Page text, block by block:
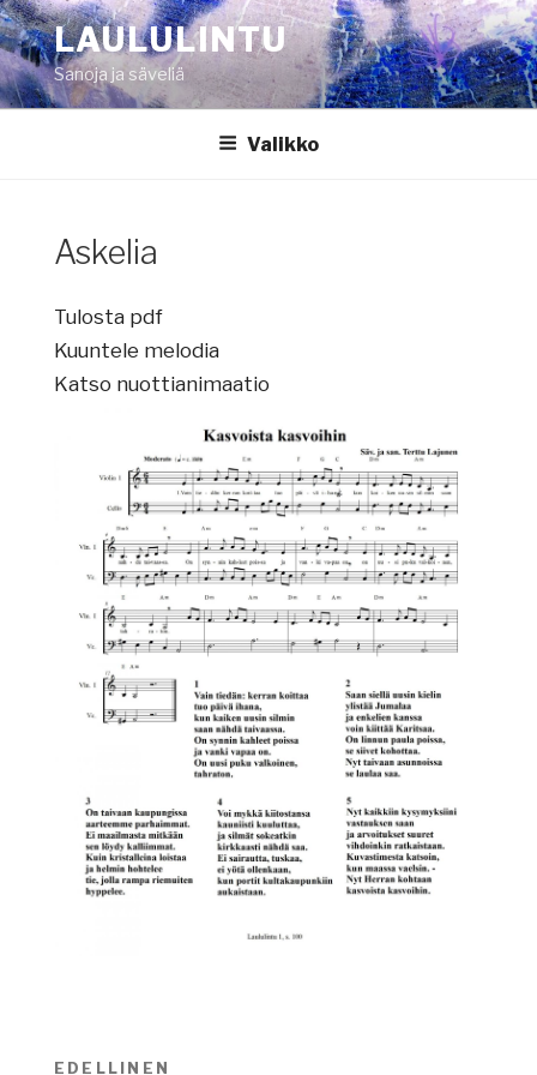
Siirry
sisältöönLAULULINTU
Sanoja ja säveliä
Valikko
Askelia
Tulosta pdf
Kuuntele melodia
Katso nuottianimaatio
Artikkelien
EDELLINEN